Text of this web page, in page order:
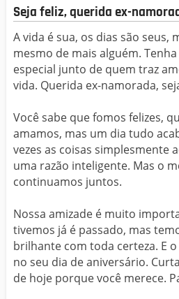
Seja feliz, querida ex-
A vida é sua, os dias são seus,
mesmo de mais alguém.
especial junto de quem traz
vida. Querida ex-namorada,
Você sabe que fomos felizes,
amamos, mas um dia tudo
vezes as coisas simplesmente
uma razão inteligente. Mas o
continuamos juntos.
Nossa amizade é muito
tivemos já é passado, mas
brilhante com toda certeza. E
no seu dia de aniversário.
de hoje porque você merece.